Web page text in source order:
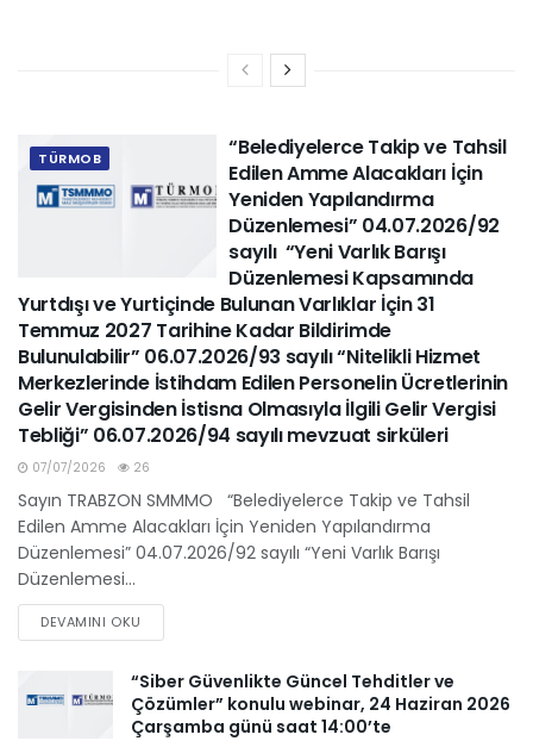
TÜRMOB
“Belediyelerce Takip ve Tahsil
Edilen Amme Alacakları İçin
Yeniden Yapılandırma
Düzenlemesi” 04.07.2026/92
sayılı “Yeni Varlık Barışı
Düzenlemesi Kapsamında
Yurtdışı ve Yurtiçinde Bulunan Varlıklar İçin 31
Temmuz 2027 Tarihine Kadar Bildirimde
Bulunulabilir” 06.07.2026/93 sayılı “Nitelikli Hizmet
Merkezlerinde İstihdam Edilen Personelin Ücretlerinin
Gelir Vergisinden İstisna Olmasıyla İlgili Gelir Vergisi
Tebliği” 06.07.2026/94 sayılı mevzuat sirküleri
07/07/2026 26
Sayın TRABZON SMMMO “Belediyelerce Takip ve Tahsil
Edilen Amme Alacakları İçin Yeniden Yapılandırma
Düzenlemesi” 04.07.2026/92 sayılı “Yeni Varlık Barışı
Düzenlemesi...
DEVAMINI OKU
“Siber Güvenlikte Güncel Tehditler ve
Çözümler” konulu webinar, 24 Haziran 2026
Çarşamba günü saat 14:00’te